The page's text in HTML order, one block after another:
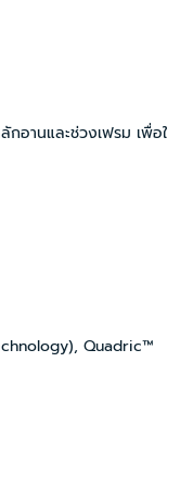
อานและช่วงเฟรม เพื่อใ
Quadric™